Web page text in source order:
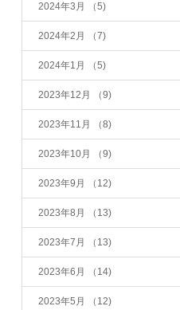
2024年3月 （5)
2024年2月 （7)
2024年1月 （5)
2023年12月 （9)
2023年11月 （8)
2023年10月 （9)
2023年9月 （12)
2023年8月 （13)
2023年7月 （13)
2023年6月 （14)
2023年5月 （12)